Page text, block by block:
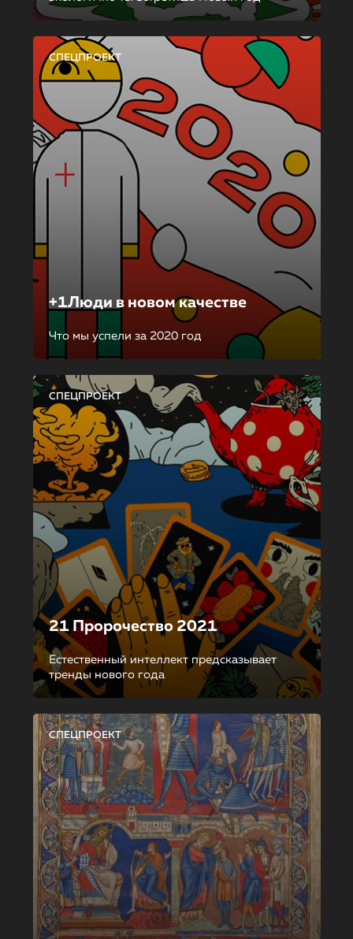
СПЕЦПРОЕКТ
+1Люди в новом качестве
Что мы успели за 2020 год
СПЕЦПРОЕКТ
21 Пророчество 2021
Естественный интеллект предсказывает
тренды нового года
СПЕЦПРОЕКТ